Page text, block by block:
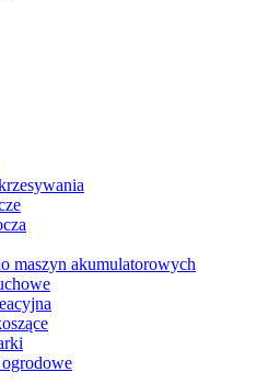
maszyn akumulatorowych